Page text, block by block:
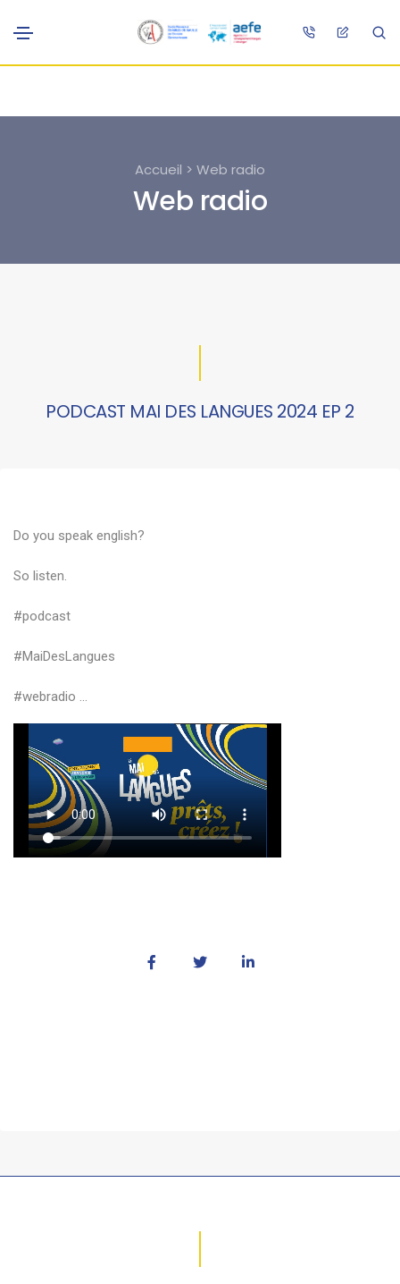
Accueil > Web radio
Web radio
PODCAST MAI DES LANGUES 2024 EP 2
Do you speak english?
So listen.
#podcast
#MaiDesLangues
#webradio ...